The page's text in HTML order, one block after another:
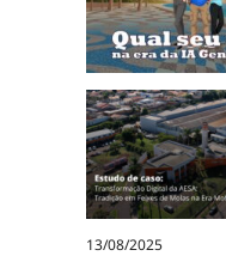
13/08/2025